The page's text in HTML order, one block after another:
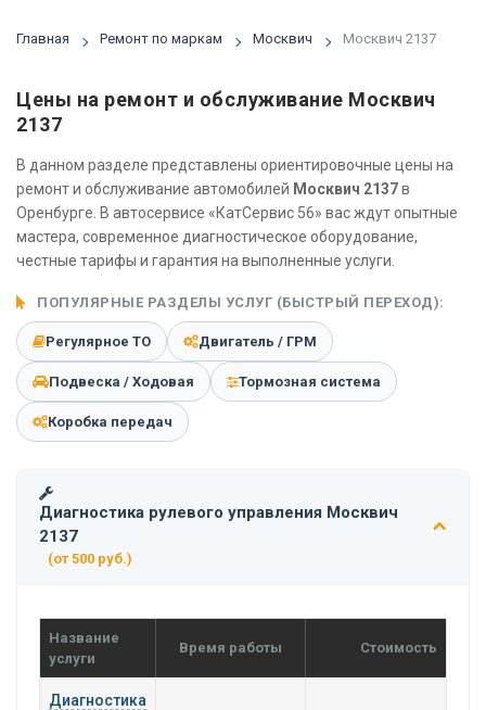
Главная Ремонт по маркам Москвич Москвич 2137
Цены на ремонт и обслуживание Москвич
2137
В данном разделе представлены ориентировочные цены на
ремонт и обслуживание автомобилей Москвич 2137в
Оренбурге. В автосервисе «КатСервис 56» вас ждут опытные
мастера, современное диагностическое оборудование,
честные тарифы и гарантия на выполненные услуги.
ПОПУЛЯРНЫЕ РАЗДЕЛЫ УСЛУГ (БЫСТРЫЙ ПЕРЕХОД):
Регулярное ТО Двигатель / ГРМ
Подвеска / Ходовая Тормозная система
Коробка передач
Диагностика рулевого управления Москвич
2137
(от 500 руб.)
Название
услуги
Время работы Стоимость
Диагностика